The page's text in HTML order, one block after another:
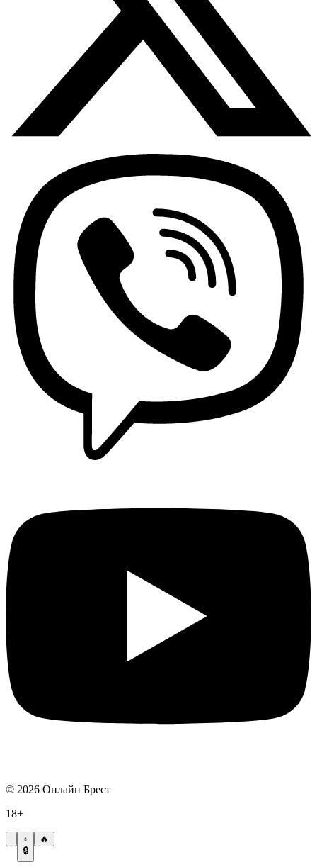
© 2026 Онлайн Брест
18+
🔒
🔥